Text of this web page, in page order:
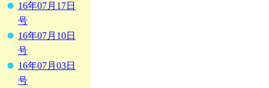
16年07月17日
号
16年07月10日
号
16年07月03日
号